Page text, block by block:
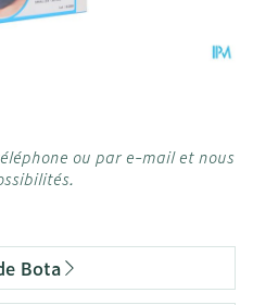
ou par e-mail et nous
Bota